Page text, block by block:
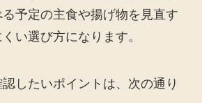
予定の主食や揚げ物を見直す
い選び方になります。
したいポイントは、次の通り